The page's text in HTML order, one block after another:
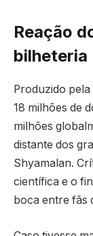
Reação
bilheteria
Produzido
18 milhões de
milhões
distante dos
Shyamalan.
científica e o
boca entre fãs